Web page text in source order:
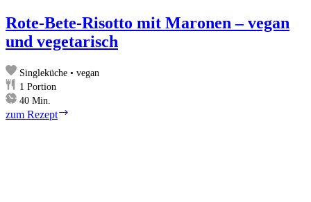
Rote-Bete-Risotto mit Maronen – vegan
und vegetarisch
Singleküche • vegan
1 Portion
40Minuten
Min.
zum Rezept